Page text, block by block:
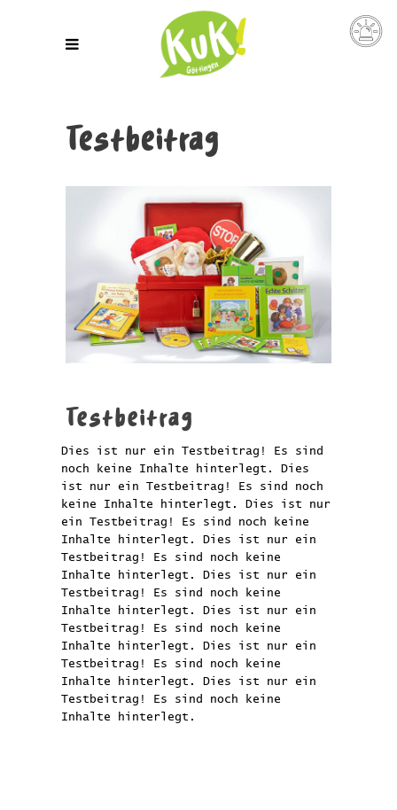
Testbeitrag
Testbeitrag
Dies ist nur ein Testbeitrag! Es sind
noch keine Inhalte hinterlegt. Dies
ist nur ein Testbeitrag! Es sind noch
keine Inhalte hinterlegt. Dies ist nur
ein Testbeitrag! Es sind noch keine
Inhalte hinterlegt. Dies ist nur ein
Testbeitrag! Es sind noch keine
Inhalte hinterlegt. Dies ist nur ein
Testbeitrag! Es sind noch keine
Inhalte hinterlegt. Dies ist nur ein
Testbeitrag! Es sind noch keine
Inhalte hinterlegt. Dies ist nur ein
Testbeitrag! Es sind noch keine
Inhalte hinterlegt. Dies ist nur ein
Testbeitrag! Es sind noch keine
Inhalte hinterlegt.